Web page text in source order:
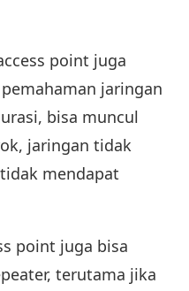
point juga
jaringan
bisa muncul
jaringan tidak
mendapat
point juga bisa
terutama jika